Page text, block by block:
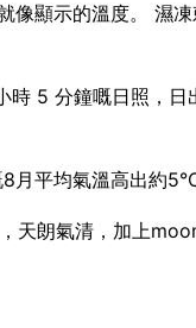
像顯示的溫度。 濕
5 分鐘嘅日照，日
平均氣溫高出約5°C
天朗氣清，加上